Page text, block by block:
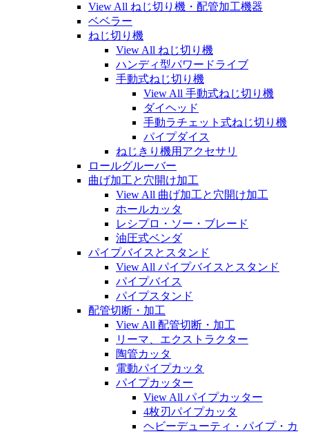
View All ねじ切り機・配管加工機器
ベベラー
ねじ切り機
View All ねじ切り機
ハンディ型パワードライブ
手動式ねじ切り機
View All 手動式ねじ切り機
ダイヘッド
手動ラチェット式ねじ切り機
パイプダイス
ねじきり機用アクセサリ
ロールグルーバー
曲げ加工と穴開け加工
View All 曲げ加工と穴開け加工
ホールカッタ
レシプロ・ソー・ブレード
油圧式ベンダ
パイプバイスとスタンド
View All パイプバイスとスタンド
パイプバイス
パイプスタンド
配管切断・加工
View All 配管切断・加工
リーマ、エクストラクター
陶管カッタ
電動パイプカッタ
パイプカッター
View All パイプカッター
4枚刃パイプカッタ
ヘビーデューティ・パイプ・カ